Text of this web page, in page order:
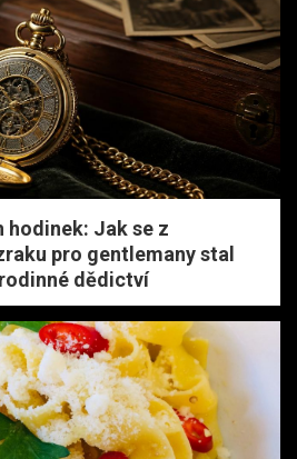
hodinek: Jak se z
pro gentlemany stal
dědictví